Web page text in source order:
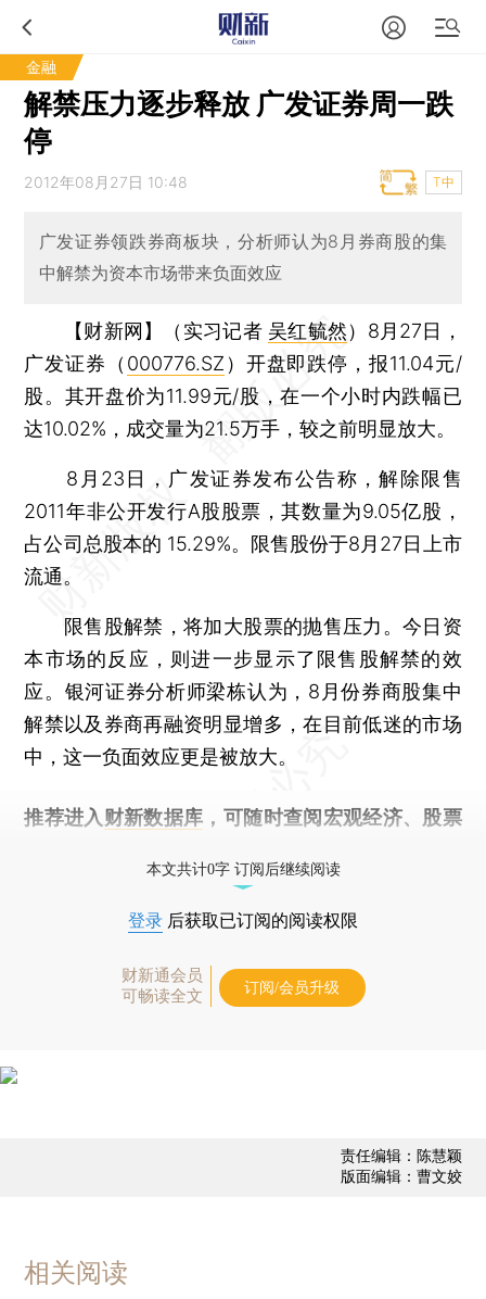
金融
解禁压力逐步释放 广发证券周一跌
停
2012年08月27日 10:48 T中
广发证券领跌券商板块，分析师认为8月券商股的集
中解禁为资本市场带来负面效应
【财新网】（实习记者 吴红毓然） 8月27日，
广发证券（ 000776.SZ ）开盘即跌停，报11.04元/
股。其开盘价为11.99元/股，在一个小时内跌幅已
达10.02%，成交量为21.5万手，较之前明显放大。
8月23日，广发证券发布公告称，解除限售
2011年非公开发行A股股票，其数量为9.05亿股，
占公司总股本的 15.29%。限售股份于8月27日上市
流通。
限售股解禁，将加大股票的抛售压力。今日资
本市场的反应，则进一步显示了限售股解禁的效
应。银河证券分析师梁栋认为，8月份券商股集中
解禁以及券商再融资明显增多，在目前低迷的市场
中，这一负面效应更是被放大。
推荐进入 财新数据库 ，可随时查阅宏观经济、股票
本文共计0字 订阅后继续阅读
登录 后获取已订阅的阅读权限
财新通会员
可畅读全文
订阅/会员升级
责任编辑：陈慧颖
版面编辑：曹文姣
相关阅读